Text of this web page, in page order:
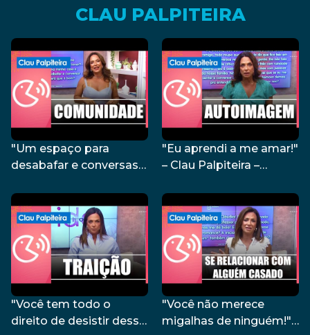
CLAU PALPITEIRA
"Um espaço para
desabafar e conversas
Clau Palpiteira –
05/03/24
"Eu aprendi a me amar!"
– Clau Palpiteira –
"Você tem todo o
direito de desistir dessa
"Você não merece
migalhas de ninguém!"